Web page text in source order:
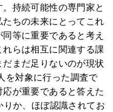
持続可能性の専門家と
ちの未来にとってこれ
等に重要であると考え
らは相互に関連する課
まだ足りないのが現状
を対象に行った調査で
が重要であると答えた
か、ほぼ認識されてお